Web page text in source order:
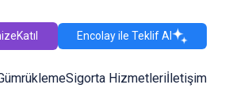
Encolay ile Teklif Al
Sigorta Hizmetleriİletişim